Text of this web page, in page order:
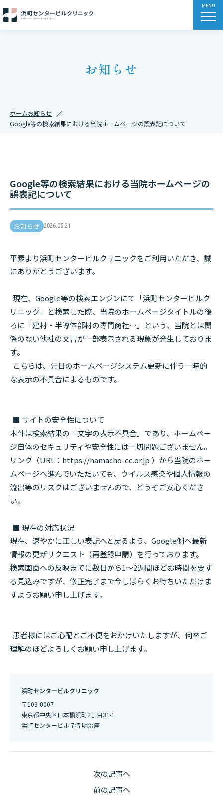
お知らせ
ホームお知らせ
Google等の検索結果における当院ホームページの誤表記について
Google等の検索結果における当院ホームページの
誤表記について
お知らせ 2026.05.21
平素より浜町センタービルクリニックをご利用いただき、誠
にありがとうございます。
現在、Google等の検索エンジンにて「浜町センタービルク
リニック」と検索した際、当院のホームページタイトルの後
ろに「建材・半導体部材の専門商社…」という、当院とは関
係のない他社の文言が一部表示される現象が発生しておりま
す。
こちらは、先日のホームページシステム更新に伴う一時的
な表示の不具合によるものです。
■ サイトの安全性について
本件は検索結果の「文字の表示不具合」であり、ホームペー
ジ自体のセキュリティや安全性には一切問題ございません。
リンク（URL：https://hamacho-cc.or.jp ）から当院のホー
ムページへ進んでいただいても、ウイルス感染や個人情報の
流出等のリスクはございませんので、どうぞご安心くださ
い。
■ 現在の対応状況
現在、速やかに正しい表記へと戻るよう、Google側へ最新
情報の更新リクエスト（再登録申請）を行っております。
検索画面への反映までに数日から1〜2週間ほどお時間を要す
る見込みですが、修正完了まで今しばらくお待ちいただけま
すようお願い申し上げます。
患者様にはご心配とご不便をおかけいたしますが、何卒ご
理解のほどよろしくお願い申し上げます。
浜町センタービルクリニック
〒103-0007
東京都中央区日本橋浜町2丁目31-1
浜町センタービル 7階 明治座
前の記事へ
次の記事へ